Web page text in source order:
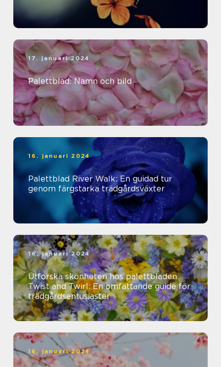
17. januari 2024
Palettblad: Namn och bild
16. januari 2024
Palettblad River Walk: En guidad tur
genom färgstarka trädgårdsväxter
16. januari 2024
Utforska skönheten hos palettbladen
Twist and Twirl: En omfattande guide för
trädgårdsentusiaster
16. januari 2024